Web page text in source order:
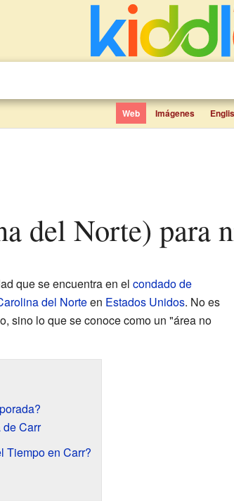
Web Imágenes
del Norte) para
que se encuentra en el condado de
del Norteen Estados Unidos. No es
sino lo que se conoce como un "área no
Carr
Tiempo en Carr?